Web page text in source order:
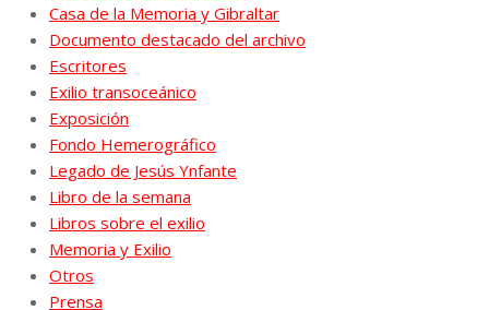
Casa de la Memoria y Gibraltar
Documento destacado del archivo
Escritores
Exilio transoceánico
Exposición
Fondo Hemerográfico
Legado de Jesús Ynfante
Libro de la semana
Libros sobre el exilio
Memoria y Exilio
Otros
Prensa